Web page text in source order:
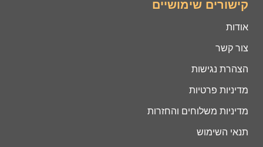
קישורים שימושיים
אודות
צור קשר
הצהרת נגישות
מדיניות פרטיות
מדיניות משלוחים והחזרות
תנאי השימוש